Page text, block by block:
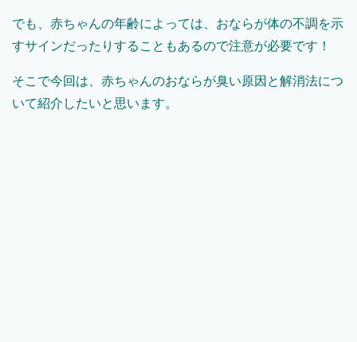
でも、赤ちゃんの年齢によっては、おならが体の不調を示
すサインだったりすることもあるので注意が必要です！
そこで今回は、赤ちゃんのおならが臭い原因と解消法につ
いて紹介したいと思います。